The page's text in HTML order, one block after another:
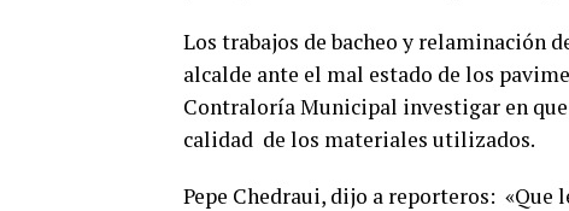
Los trabajos de bacheo y relaminación
alcalde ante el mal estado de los
Contraloría Municipal investigar en
calidad de los materiales utilizados.
Pepe Chedraui, dijo a reporteros: «Que